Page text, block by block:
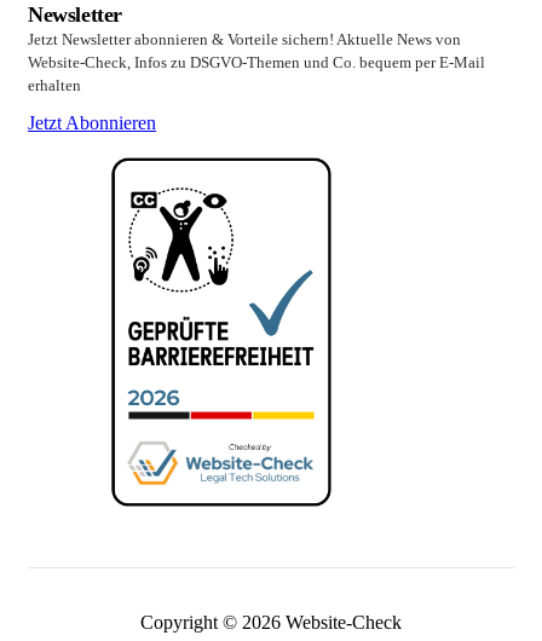
Newsletter
Jetzt Newsletter abonnieren & Vorteile sichern! Aktuelle News von
Website-Check, Infos zu DSGVO-Themen und Co. bequem per E-Mail
erhalten
Jetzt Abonnieren
Copyright © 2026 Website-Check